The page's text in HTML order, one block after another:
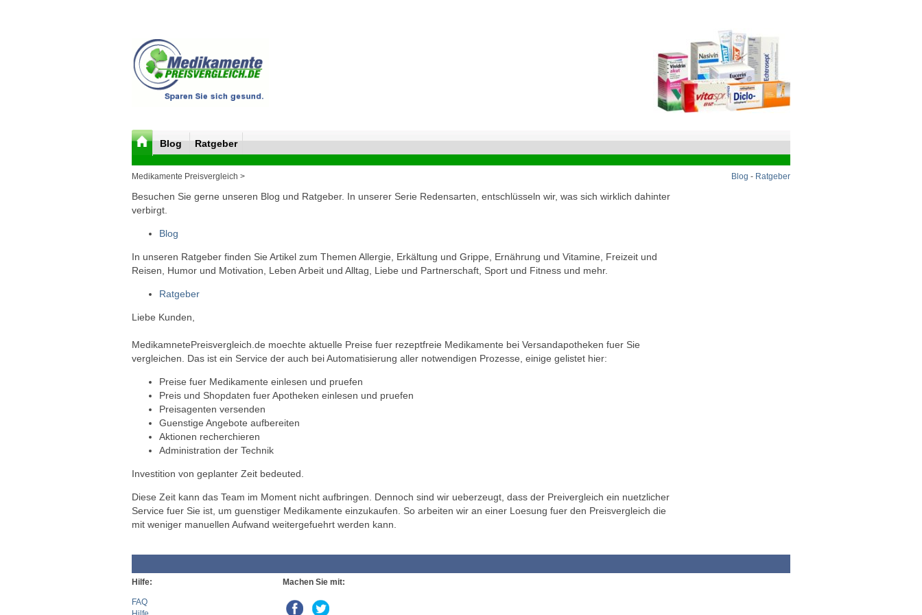
Blog Ratgeber
Medikamente Preisvergleich > Blog - Ratgeber
Besuchen Sie gerne unseren Blog und Ratgeber. In unserer Serie Redensarten, entschlüsseln wir, was sich wirklich dahinter
verbirgt.
Blog
In unseren Ratgeber finden Sie Artikel zum Themen Allergie, Erkältung und Grippe, Ernährung und Vitamine, Freizeit und
Reisen, Humor und Motivation, Leben Arbeit und Alltag, Liebe und Partnerschaft, Sport und Fitness und mehr.
Ratgeber
Liebe Kunden,
MedikamnetePreisvergleich.de moechte aktuelle Preise fuer rezeptfreie Medikamente bei Versandapotheken fuer Sie
vergleichen. Das ist ein Service der auch bei Automatisierung aller notwendigen Prozesse, einige gelistet hier:
Preise fuer Medikamente einlesen und pruefen
Preis und Shopdaten fuer Apotheken einlesen und pruefen
Preisagenten versenden
Guenstige Angebote aufbereiten
Aktionen recherchieren
Administration der Technik
Investition von geplanter Zeit bedeuted.
Diese Zeit kann das Team im Moment nicht aufbringen. Dennoch sind wir ueberzeugt, dass der Preivergleich ein nuetzlicher
Service fuer Sie ist, um guenstiger Medikamente einzukaufen. So arbeiten wir an einer Loesung fuer den Preisvergleich die
mit weniger manuellen Aufwand weitergefuehrt werden kann.
Hilfe:
FAQ
Machen Sie mit: